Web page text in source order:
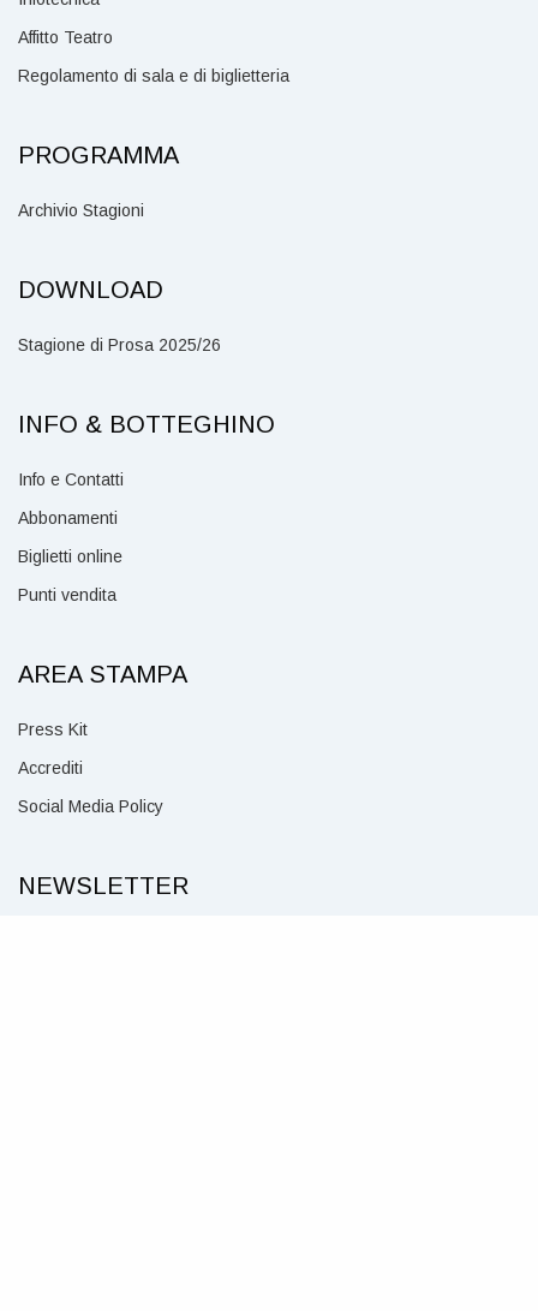
Affitto Teatro
Regolamento di sala e di biglietteria
PROGRAMMA
Archivio Stagioni
DOWNLOAD
Stagione di Prosa 2025/26
INFO & BOTTEGHINO
Info e Contatti
Abbonamenti
Biglietti online
Punti vendita
AREA STAMPA
Press Kit
Accrediti
Social Media Policy
NEWSLETTER